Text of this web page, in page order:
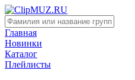
Главная
Новинки
Каталог
Плейлисты